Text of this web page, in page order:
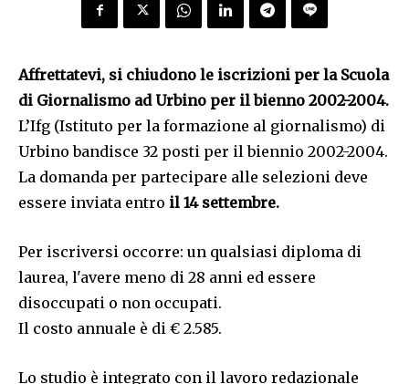
Affrettatevi, si chiudono le iscrizioni per la Scuola
di Giornalismo ad Urbino per il bienno 2002-2004.
L’Ifg (Istituto per la formazione al giornalismo) di
Urbino bandisce 32 posti per il biennio 2002-2004.
La domanda per partecipare alle selezioni deve
essere inviata entro il 14 settembre.
Per iscriversi occorre: un qualsiasi diploma di
laurea, l'avere meno di 28 anni ed essere
disoccupati o non occupati.
Il costo annuale è di € 2.585.
Lo studio è integrato con il lavoro redazionale